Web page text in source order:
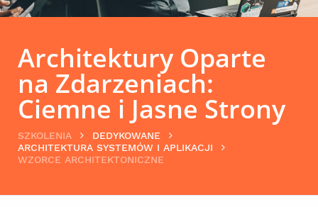
Architektury Oparte
na Zdarzeniach:
Ciemne i Jasne Strony
SZKOLENIA
DEDYKOWANE
ARCHITEKTURA SYSTEMÓW I APLIKACJI
WZORCE ARCHITEKTONICZNE